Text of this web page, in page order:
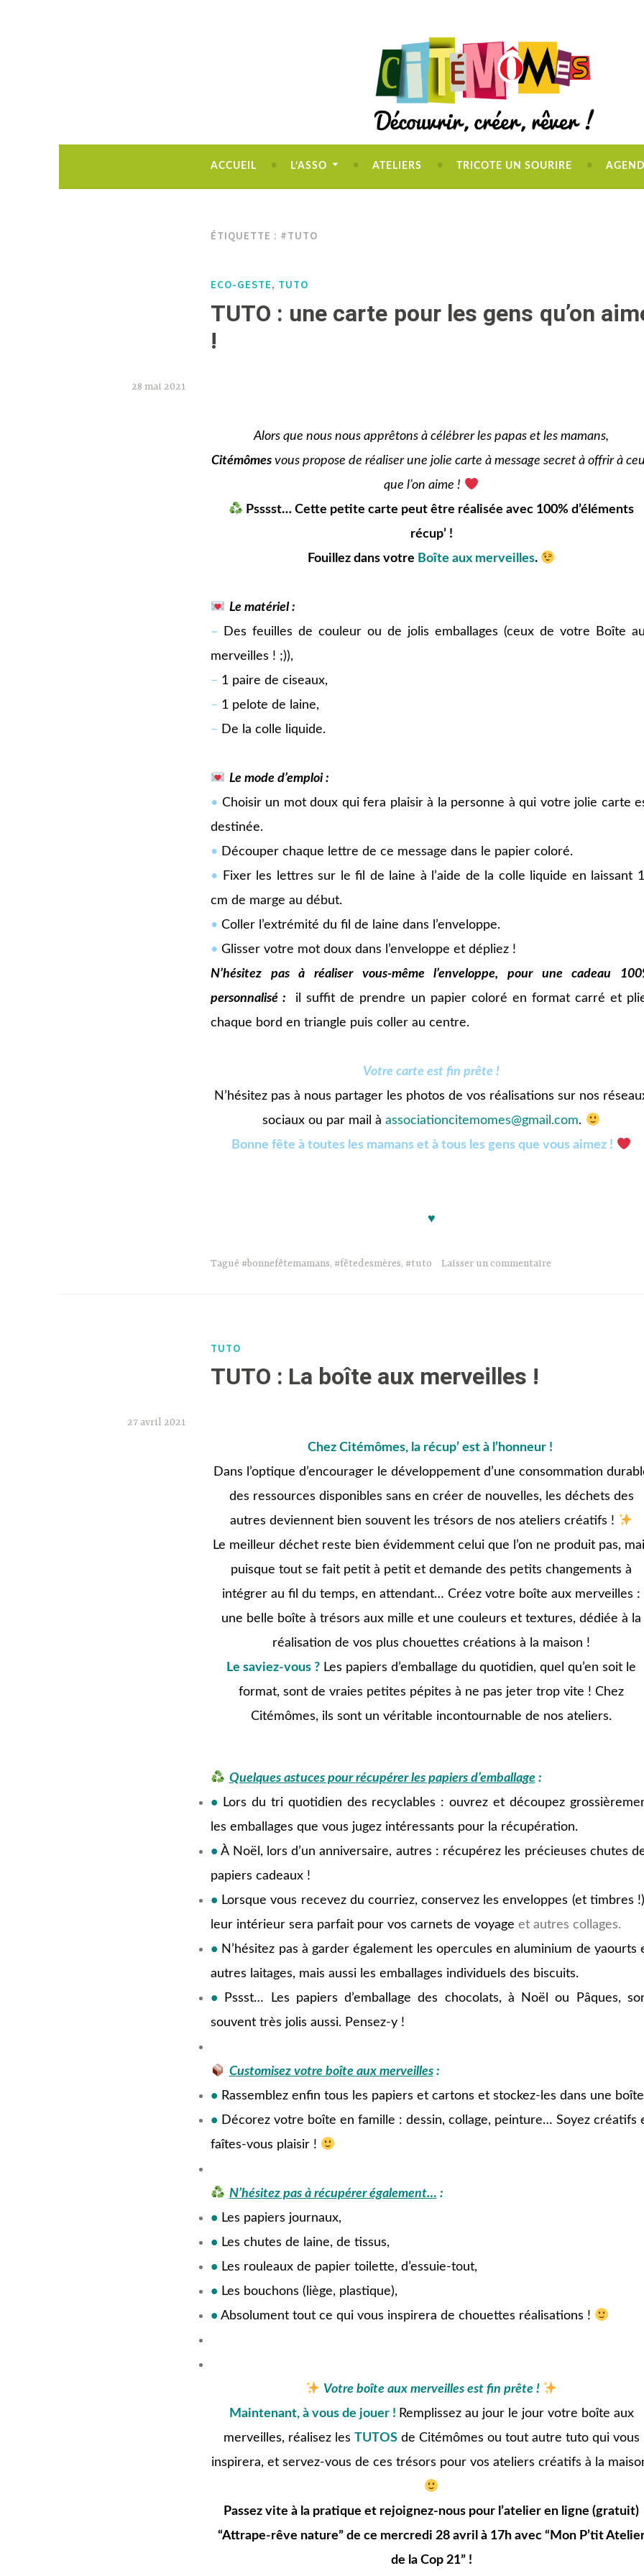
ACCUEIL L’ASSO ATELIERS TRICOTE UN SOURIRE
ÉTIQUETTE : #TUTO
ECO-GESTE, TUTO
TUTO : une carte pour les gens qu’on
!
28 mai 2021
Alors que nous nous apprêtons à célébrer les papas et les mamans,
Citémômes vous propose de réaliser une jolie carte à message secret à offrir à
que l’on aime !
Psssst… Cette petite carte peut être réalisée avec 100% d’éléments
récup’ !
Fouillez dans votre Boîte aux merveilles.
Le matériel :
–
Des feuilles de couleur ou de jolis emballages (ceux de votre Boîte
merveilles ! ;)),
– 1 paire de ciseaux,
– 1 pelote de laine,
– De la colle liquide.
Le mode d’emploi :
• Choisir un mot doux qui fera plaisir à la personne à qui votre jolie carte
destinée.
• Découper chaque lettre de ce message dans le papier coloré.
•
Fixer les lettres sur le fil de laine à l’aide de la colle liquide en laissant
cm de marge au début.
• Coller l’extrémité du fil de laine dans l’enveloppe.
• Glisser votre mot doux dans l’enveloppe et dépliez !
N’hésitez pas à réaliser vous-même l’enveloppe, pour une cadeau
personnalisé :
il suffit de prendre un papier coloré en format carré et
chaque bord en triangle puis coller au centre.
Votre carte est fin prête !
N’hésitez pas à nous partager les photos de vos réalisations sur nos
sociaux ou par mail àassociationcitemomes@gmail.com.
Bonne fête à toutes les mamans et à tous les gens que vous aimez !
♥
Tagué #bonnefêtemamans, #fêtedesmères, #tuto Laisser un commentaire
TUTO
TUTO : La boîte aux merveilles !
27 avril 2021
Chez Citémômes, la récup’ est à l’honneur !
Dans l’optique d’encourager le développement d’une consommation
des ressources disponibles sans en créer de nouvelles, les déchets des
autres deviennent bien souvent les trésors de nos ateliers créatifs !
Le meilleur déchet reste bien évidemment celui que l’on ne produit pas,
puisque tout se fait petit à petit et demande des petits changements à
intégrer au fil du temps, en attendant… Créez votre boîte aux merveilles :
une belle boîte à trésors aux mille et une couleurs et textures, dédiée à la
réalisation de vos plus chouettes créations à la maison !
Le saviez-vous ? Les papiers d’emballage du quotidien, quel qu’en soit le
format, sont de vraies petites pépites à ne pas jeter trop vite ! Chez
Citémômes, ils sont un véritable incontournable de nos ateliers.
Quelques astuces pour récupérer les papiers d’emballage:
•
Lors du tri quotidien des recyclables : ouvrez et découpez
les emballages que vous jugez intéressants pour la récupération.
• À Noël, lors d’un anniversaire, autres : récupérez les précieuses chutes
papiers cadeaux !
• Lorsque vous recevez du courriez, conservez les enveloppes (et timbres
leur intérieur sera parfait pour vos carnets de voyage et autres collages.
• N’hésitez pas à garder également les opercules en aluminium de yaourts
autres laitages, mais aussi les emballages individuels des biscuits.
•
Pssst… Les papiers d’emballage des chocolats, à Noël ou Pâques,
souvent très jolis aussi. Pensez-y !
Customisez votre boîte aux merveilles:
• Rassemblez enfin tous les papiers et cartons et stockez-les dans une
• Décorez votre boîte en famille : dessin, collage, peinture… Soyez créatifs
faîtes-vous plaisir !
N’hésitez pas à récupérer également… :
• Les papiers journaux,
• Les chutes de laine, de tissus,
• Les rouleaux de papier toilette, d’essuie-tout,
• Les bouchons (liège, plastique),
• Absolument tout ce qui vous inspirera de chouettes réalisations !
Votre boîte aux merveilles est fin prête !
Maintenant, à vous de jouer ! Remplissez au jour le jour votre boîte aux
merveilles, réalisez les TUTOS de Citémômes ou tout autre tuto qui vous
inspirera, et servez-vous de ces trésors pour vos ateliers créatifs à la
Passez vite à la pratique et rejoignez-nous pour l’atelier en ligne (gratuit)
“Attrape-rêve nature” de ce mercredi 28 avril à 17h avec “Mon P’tit
de la Cop 21” !